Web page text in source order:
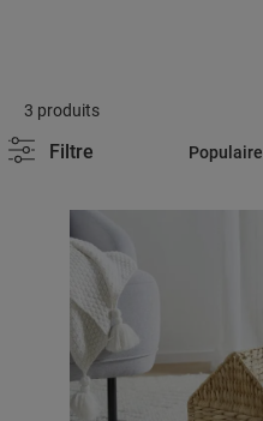
3 produits
Filtre